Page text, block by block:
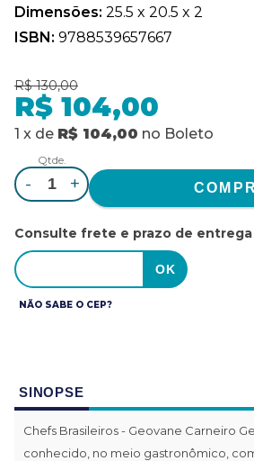
Dimensões: 25.5 x 20.5 x 2
ISBN: 9788539657667
R$ 130,00
R$ 104,00
1 x de R$ 104,00 no Boleto
Qtde.
- +
Consulte frete e prazo de entrega
NÃO SABE O CEP?
SINOPSE
Chefs Brasileiros - Geovane Carneiro
conhecido, no meio gastronômico,